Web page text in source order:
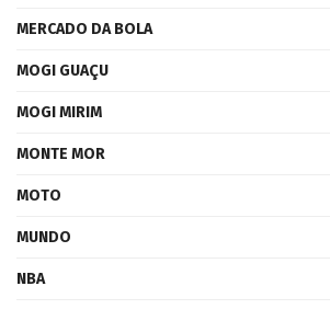
MERCADO DA BOLA
MOGI GUAÇU
MOGI MIRIM
MONTE MOR
MOTO
MUNDO
NBA